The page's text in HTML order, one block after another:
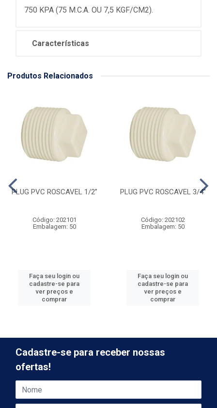
750 KPA (75 M.C.A. OU 7,5 KGF/CM2).
Características
Produtos Relacionados
PLUG PVC ROSCAVEL 1/2”
Código: 202101
Embalagem: 50
Faça seu login ou
cadastre-se para
ver preços e
comprar
PLUG PVC ROSCAVEL 3/4''
Código: 202102
Embalagem: 50
Faça seu login ou
cadastre-se para
ver preços e
comprar
Cadastre-se para receber nossas
ofertas!